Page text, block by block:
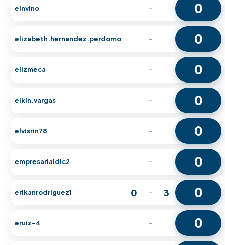
einvino - 0
elizabeth.hernandez.perdomo - 0
elizmeca - 0
elkin.vargas - 0
elvisrin78 - 0
empresarialdlc2 - 0
erikanrodriguez1 0 - 3 0
eruiz-4 - 0